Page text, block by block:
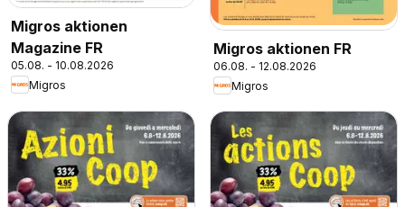
Migros aktionen
Magazine FR
05.08. - 10.08.2026
Migros
Migros aktionen FR
06.08. - 12.08.2026
Migros